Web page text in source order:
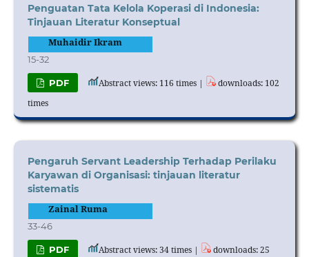
Penguatan Tata Kelola Koperasi di Indonesia:
Tinjauan Literatur Konseptual
Muhaidir Ikram
15-32
PDF Abstract views: 116 times |
downloads: 102
times
Pengaruh Servant Leadership Terhadap Perilaku
Karyawan di Organisasi: tinjauan literatur
sistematis
Zainal Ruma
33-46
PDF Abstract views: 34 times |
downloads: 25